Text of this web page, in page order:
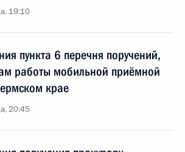
19:10
пункта 6 перечня поручений,
работы мобильной приёмной
крае
20:45